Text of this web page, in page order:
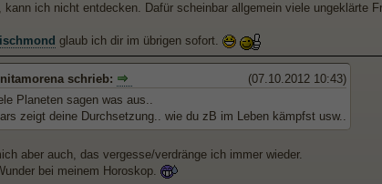
kann ich nicht entdecken. Dafür scheinbar allgemein viele ungeklärte
glaub ich dir im übrigen sofort.
(07.10.2012 10:43)
schrieb:
Planeten sagen was aus..
zeigt deine Durchsetzung.. wie du zB im Leben kämpfst usw..
aber auch, das vergesse/verdränge ich immer wieder.
bei meinem Horoskop.